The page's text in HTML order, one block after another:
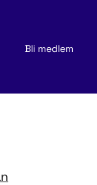
Bli medlem
publikationer